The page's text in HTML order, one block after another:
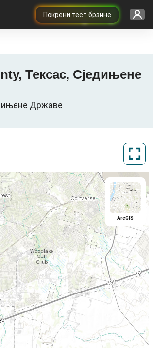
Покрени тест брзине
Тексас, Сједињене
Државе
ArcGIS